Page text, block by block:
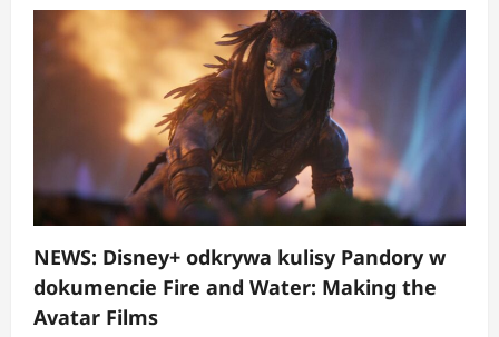
NEWS: Disney+ odkrywa kulisy Pandory w
dokumencie Fire and Water: Making the
Avatar Films